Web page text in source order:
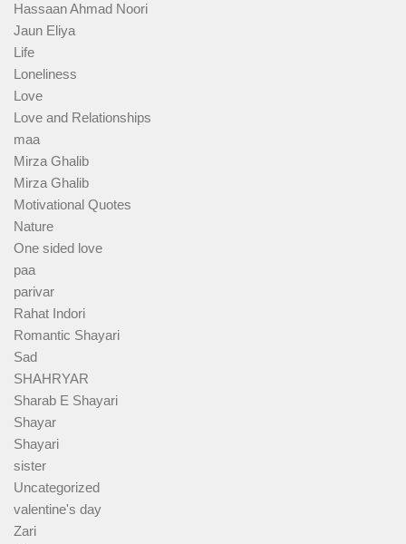
Hassaan Ahmad Noori
Jaun Eliya
Life
Loneliness
Love
Love and Relationships
maa
Mirza Ghalib
Mirza Ghalib
Motivational Quotes
Nature
One sided love
paa
parivar
Rahat Indori
Romantic Shayari
Sad
SHAHRYAR
Sharab E Shayari
Shayar
Shayari
sister
Uncategorized
valentine's day
Zari